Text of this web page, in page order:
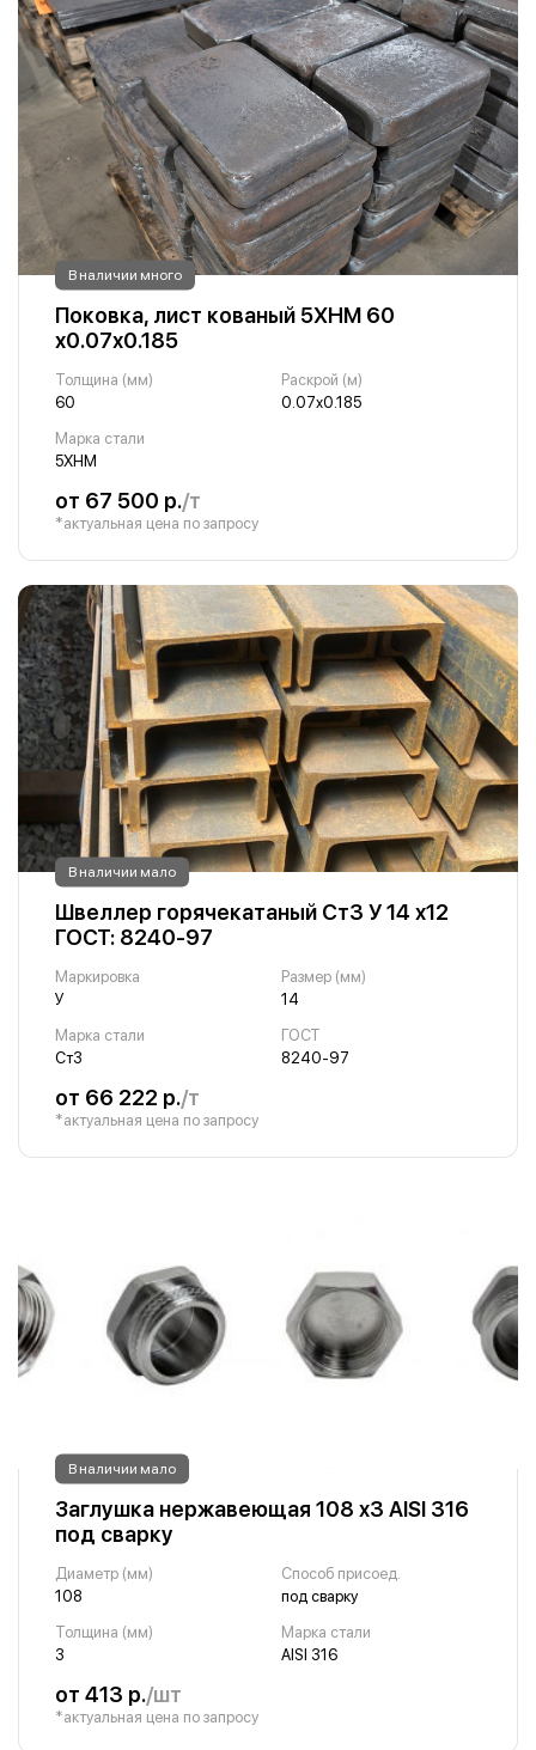
В наличии много
Поковка, лист кованый 5ХНМ 60
х0.07х0.185
Толщина (мм)
60
Раскрой (м)
0.07х0.185
Марка стали
5ХНМ
от 67 500 р./т
*актуальная цена по запросу
В наличии мало
Швеллер горячекатаный Ст3 У 14 х12
ГОСТ: 8240-97
Маркировка
У
Размер (мм)
14
Марка стали
Ст3
ГОСТ
8240-97
от 66 222 р./т
*актуальная цена по запросу
В наличии мало
Заглушка нержавеющая 108 х3 AISI 316
под сварку
Диаметр (мм)
108
Способ присоед.
под сварку
Толщина (мм)
3
Марка стали
AISI 316
от 413 р./шт
*актуальная цена по запросу